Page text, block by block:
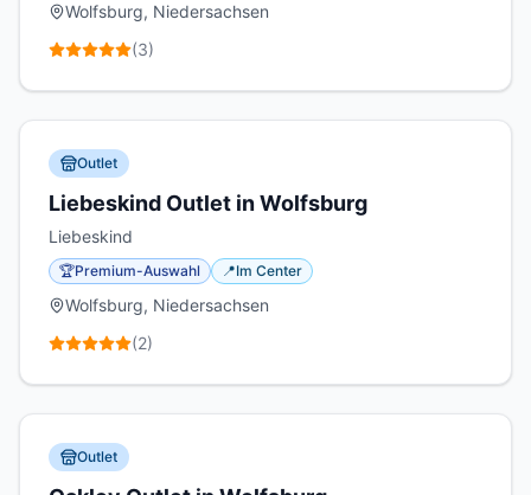
Wolfsburg, Niedersachsen
(3)
Outlet
Liebeskind Outlet in Wolfsburg
Liebeskind
🏆Premium-Auswahl 📍Im Center
Wolfsburg, Niedersachsen
(2)
Outlet